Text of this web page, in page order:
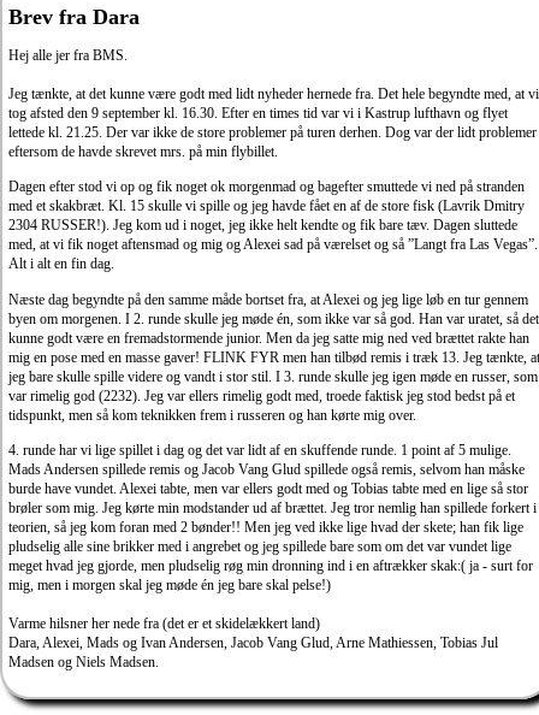
Brev fra Dara
Hej alle jer fra BMS.
Jeg tænkte, at det kunne være godt med lidt nyheder hernede fra. Det hele begyndte med, at vi
tog afsted den 9 september kl. 16.30. Efter en times tid var vi i Kastrup lufthavn og flyet
lettede kl. 21.25. Der var ikke de store problemer på turen derhen. Dog var der lidt problemer
eftersom de havde skrevet mrs. på min flybillet.
Dagen efter stod vi op og fik noget ok morgenmad og bagefter smuttede vi ned på stranden
med et skakbræt. Kl. 15 skulle vi spille og jeg havde fået en af de store fisk (Lavrik Dmitry
2304 RUSSER!). Jeg kom ud i noget, jeg ikke helt kendte og fik bare tæv. Dagen sluttede
med, at vi fik noget aftensmad og mig og Alexei sad på værelset og så ”Langt fra Las Vegas”.
Alt i alt en fin dag.
Næste dag begyndte på den samme måde bortset fra, at Alexei og jeg lige løb en tur gennem
byen om morgenen. I 2. runde skulle jeg møde én, som ikke var så god. Han var uratet, så det
kunne godt være en fremadstormende junior. Men da jeg satte mig ned ved brættet rakte han
mig en pose med en masse gaver! FLINK FYR men han tilbød remis i træk 13. Jeg tænkte, at
jeg bare skulle spille videre og vandt i stor stil. I 3. runde skulle jeg igen møde en russer, som
var rimelig god (2232). Jeg var ellers rimelig godt med, troede faktisk jeg stod bedst på et
tidspunkt, men så kom teknikken frem i russeren og han kørte mig over.
4. runde har vi lige spillet i dag og det var lidt af en skuffende runde. 1 point af 5 mulige.
Mads Andersen spillede remis og Jacob Vang Glud spillede også remis, selvom han måske
burde have vundet. Alexei tabte, men var ellers godt med og Tobias tabte med en lige så stor
brøler som mig. Jeg kørte min modstander ud af brættet. Jeg tror nemlig han spillede forkert i
teorien, så jeg kom foran med 2 bønder!! Men jeg ved ikke lige hvad der skete; han fik lige
pludselig alle sine brikker med i angrebet og jeg spillede bare som om det var vundet lige
meget hvad jeg gjorde, men pludselig røg min dronning ind i en aftrækker skak:( ja - surt for
mig, men i morgen skal jeg møde én jeg bare skal pelse!)
Varme hilsner her nede fra (det er et skidelækkert land)
Dara, Alexei, Mads og Ivan Andersen, Jacob Vang Glud, Arne Mathiessen, Tobias Jul
Madsen og Niels Madsen.